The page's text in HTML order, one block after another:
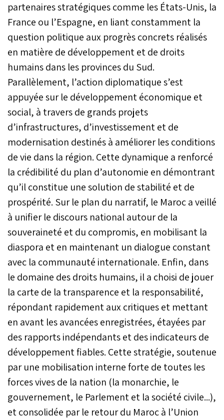
partenaires stratégiques comme les États-Unis, la
France ou l’Espagne, en liant constamment la
question politique aux progrès concrets réalisés
en matière de développement et de droits
humains dans les provinces du Sud.
Parallèlement, l’action diplomatique s’est
appuyée sur le développement économique et
social, à travers de grands projets
d’infrastructures, d’investissement et de
modernisation destinés à améliorer les conditions
de vie dans la région. Cette dynamique a renforcé
la crédibilité du plan d’autonomie en démontrant
qu’il constitue une solution de stabilité et de
prospérité. Sur le plan du narratif, le Maroc a veillé
à unifier le discours national autour de la
souveraineté et du compromis, en mobilisant la
diaspora et en maintenant un dialogue constant
avec la communauté internationale. Enfin, dans
le domaine des droits humains, il a choisi de jouer
la carte de la transparence et la responsabilité,
répondant rapidement aux critiques et mettant
en avant les avancées enregistrées, étayées par
des rapports indépendants et des indicateurs de
développement fiables. Cette stratégie, soutenue
par une mobilisation interne forte de toutes les
forces vives de la nation (la monarchie, le
gouvernement, le Parlement et la société civile...),
et consolidée par le retour du Maroc à l’Union